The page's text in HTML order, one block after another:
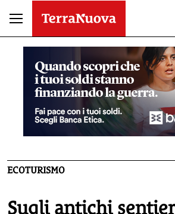
ECOTURISMO
Sugli antichi